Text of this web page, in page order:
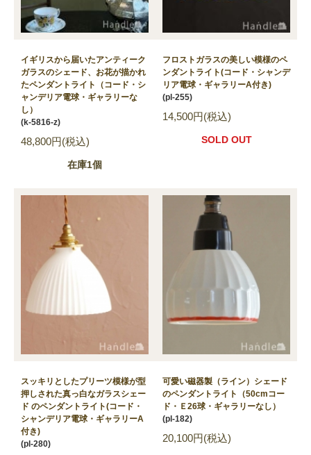
イギリスから届いたアンティーク
ガラスのシェード、お花が描かれ
たペンダントライト（コード・シ
ャンデリア電球・ギャラリーな
し）
(k-5816-z)
48,800円(税込)
在庫1個
フロストガラスの美しい模様のペ
ンダントライト(コード・シャンデ
リア電球・ギャラリーA付き)
(pl-255)
14,500円(税込)
SOLD OUT
スッキリとしたプリーツ模様が型
押しされた真っ白なガラスシェー
ド のペンダントライト(コード・
シャンデリア電球・ギャラリーA
付き)
(pl-280)
可愛い磁器製（ライン）シェード
のペンダントライト（50cmコー
ド・Ｅ26球・ギャラリーなし）
(pl-182)
20,100円(税込)